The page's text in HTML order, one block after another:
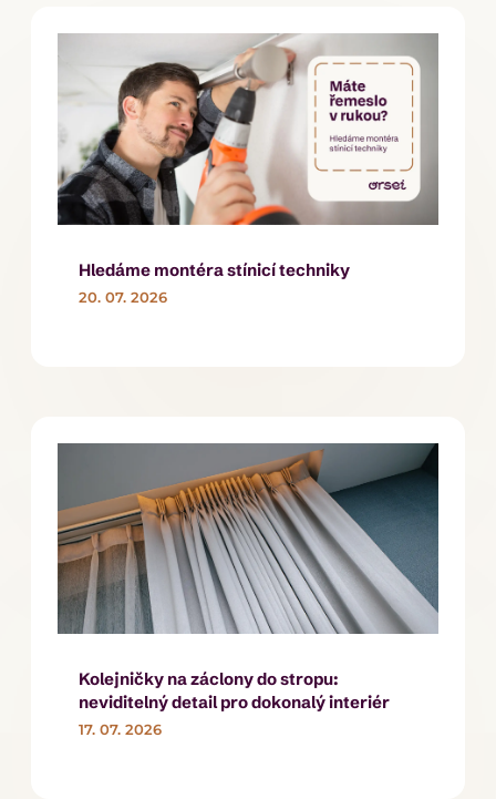
Hledáme montéra stínicí techniky
20. 07. 2026
Kolejničky na záclony do stropu:
neviditelný detail pro dokonalý interiér
17. 07. 2026